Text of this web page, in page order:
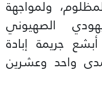
ولمواجهة
الصهيوني
جريمة إبادة
واحد وعشرين